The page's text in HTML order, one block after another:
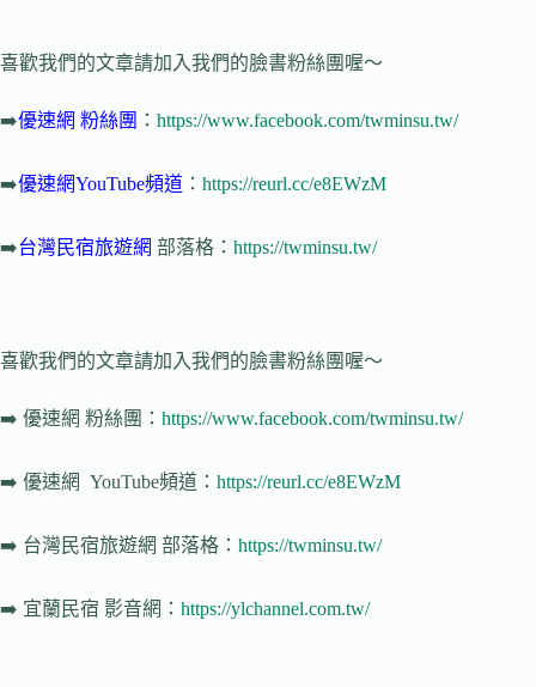
喜歡我們的文章請加入我們的臉書粉絲團喔～
➡️優速網 粉絲團 ： https://www.facebook.com/twminsu.tw/
➡️優速網YouTube頻道 ： https://reurl.cc/e8EWzM
➡️台灣民宿旅遊網 部落格： https://twminsu.tw/
喜歡我們的文章請加入我們的臉書粉絲團喔～
➡️ 優速網 粉絲團： https://www.facebook.com/twminsu.tw/
➡️ 優速網 YouTube頻道： https://reurl.cc/e8EWzM
➡️ 台灣民宿旅遊網 部落格： https://twminsu.tw/
➡️ 宜蘭民宿 影音網 ： https://ylchannel.com.tw/